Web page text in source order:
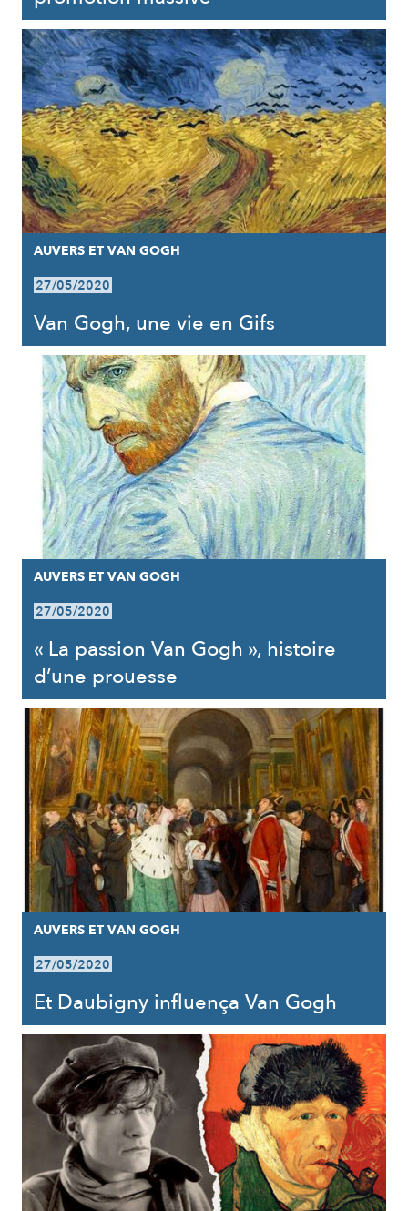
AUVERS ET VAN GOGH
27/05/2020
Van Gogh, une vie en Gifs
AUVERS ET VAN GOGH
27/05/2020
« La passion Van Gogh », histoire
d’une prouesse
AUVERS ET VAN GOGH
27/05/2020
Et Daubigny influença Van Gogh